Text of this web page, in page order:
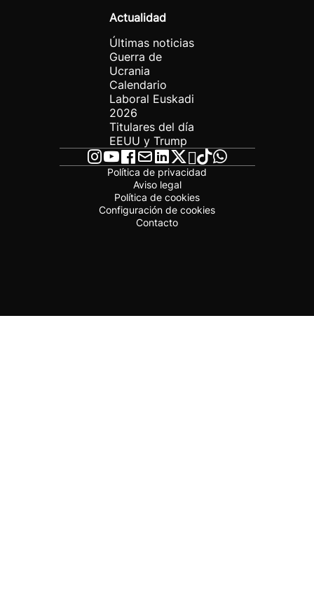
Actualidad
Últimas noticias
Guerra de
Ucrania
Calendario
Laboral Euskadi
2026
Titulares del día
EEUU y Trump
Política de privacidad
Aviso legal
Política de cookies
Configuración de cookies
Contacto